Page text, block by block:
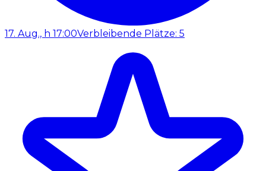
17. Aug., h 17:00Verbleibende Plätze: 5